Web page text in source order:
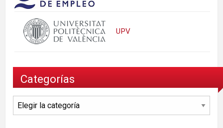
UPV
Categorías
Categorías